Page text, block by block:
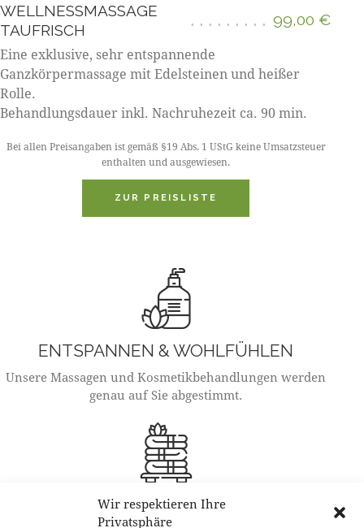
Wir respektieren Ihre
Privatsphäre
WELLNESSMASSAGE
TAUFRISCH
99,00 €
Eine exklusive, sehr entspannende
Ganzkörpermassage mit Edelsteinen und heißer
Rolle.
Behandlungsdauer inkl. Nachruhezeit ca. 90 min.
Bei allen Preisangaben ist gemäß §19 Abs. 1 UStG keine Umsatzsteuer
enthalten und ausgewiesen.
ZUR PREISLISTE
ENTSPANNEN & WOHLFÜHLEN
Unsere Massagen und Kosmetikbehandlungen werden
genau auf Sie abgestimmt.
ÖFFNUNGSZEITEN